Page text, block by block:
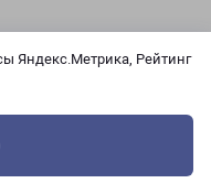
Яндекс.Метрика, Рейтинг
до с 10:00 до